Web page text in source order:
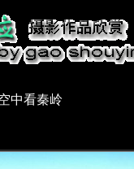
中看秦岭